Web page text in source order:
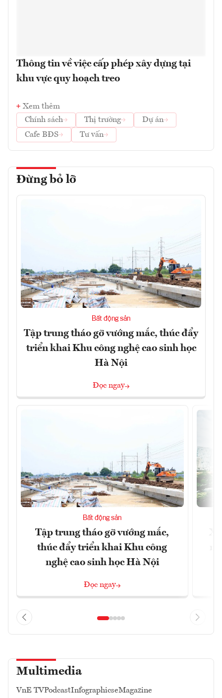
Thông tin về việc cấp phép xây dựng tại
khu vực quy hoạch treo
Xem thêm
Chính sách
Thị trường
Dự án
Cafe BĐS
Tư vấn
Đừng bỏ lỡ
Bất động sản
Tập trung tháo gỡ vướng mắc, thúc đẩy
triển khai Khu công nghệ cao sinh học
Hà Nội
Đọc ngay
Bất động sản
Tập trung tháo gỡ vướng mắc,
thúc đẩy triển khai Khu công
nghệ cao sinh học Hà Nội
Đọc ngay
Multimedia
VnE TVPodcastInfographicseMagazine